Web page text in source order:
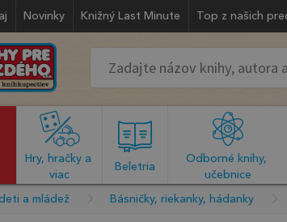
Novinky Knižný Last Minute Top z našich
Hry, hračky a
viac
Beletria
Odborné knihy,
učebnice
a mládež Básničky, riekanky, hádanky